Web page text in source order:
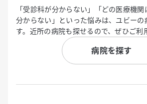
「受診科が分からない」「どの医療機
分からない」といった悩みは、ユビーの
す。近所の病院も探せるので、ぜひご利
病院を探す